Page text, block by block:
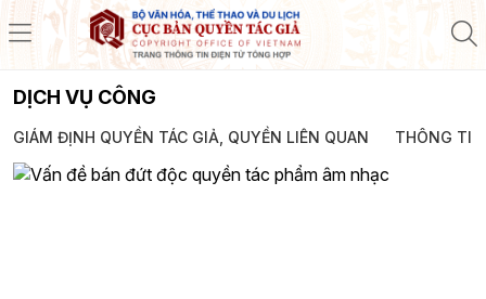
DỊCH VỤ CÔNG
GIÁM ĐỊNH QUYỀN TÁC GIẢ, QUYỀN LIÊN QUAN THÔNG